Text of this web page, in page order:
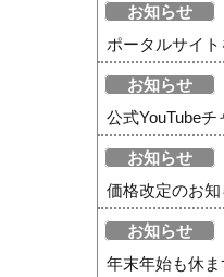
お知らせ
ポータルサイ
お知らせ
公式YouTubeチ
お知らせ
価格改定のお
お知らせ
年末年始も休ま